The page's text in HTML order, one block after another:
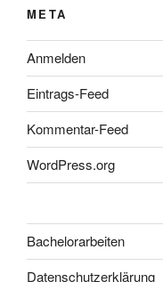
META
Anmelden
Eintrags-Feed
Kommentar-Feed
WordPress.org
Bachelorarbeiten
Datenschutzerklärung